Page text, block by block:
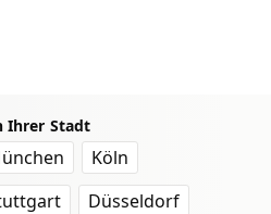
Ihrer Stadt
Köln
Düsseldorf